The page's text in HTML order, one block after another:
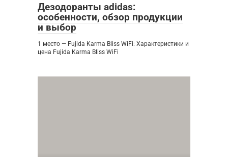
Дезодоранты adidas:
особенности, обзор продукции
и выбор
1 место — Fujida Karma Bliss WiFi: Характеристики и
цена Fujida Karma Bliss WiFi